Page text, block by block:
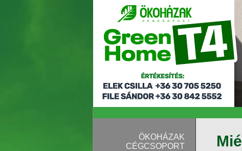
ÖKOHÁZAK
CÉGCSOPORT